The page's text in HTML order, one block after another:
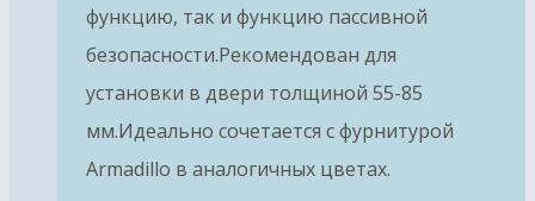
функцию, так и функцию пассивной
безопасности.Рекомендован для
установки в двери толщиной 55-85
мм.Идеально сочетается с фурнитурой
Armadillo в аналогичных цветах.